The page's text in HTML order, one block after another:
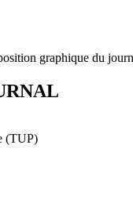
graphique du
(TUP)